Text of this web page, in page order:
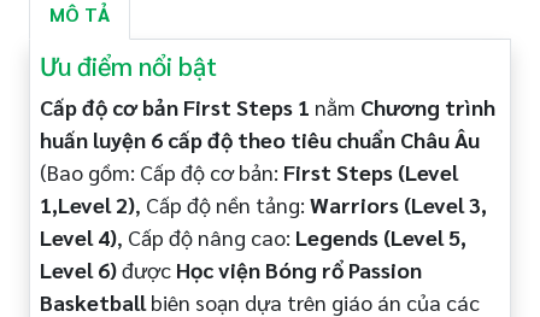
MÔ TẢ
Ưu điểm nổi bật
Cấp độ cơ bản First Steps 1 nằm Chương trình
huấn luyện 6 cấp độ theo tiêu chuẩn Châu Âu
(Bao gồm: Cấp độ cơ bản: First Steps (Level
1,Level 2), Cấp độ nền tảng: Warriors (Level 3,
Level 4), Cấp độ nâng cao: Legends (Level 5,
Level 6)được Học viện Bóng rổ Passion
Basketballbiên soạn dựa trên giáo án của các